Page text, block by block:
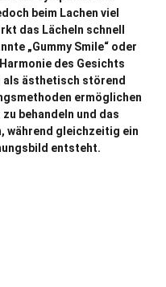
beim Lachen viel
das Lächeln schnell
„Gummy Smile“ oder
des Gesichts
als ästhetisch störend
ermöglichen
behandeln und das
während gleichzeitig ein
entsteht.